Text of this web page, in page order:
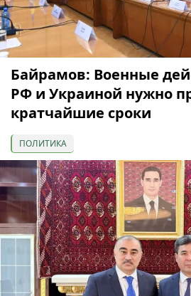
Байрамов: Военные
РФ и Украиной нужно
кратчайшие сроки
ПОЛИТИКА